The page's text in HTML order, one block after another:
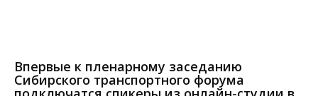
Впервые к пленарному заседанию
Сибирского транспортного форума